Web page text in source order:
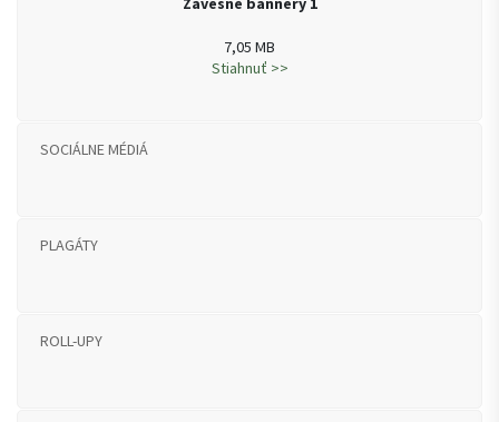
7,05 MB
Stiahnuť >>
SOCIÁLNE MÉDIÁ
PLAGÁTY
ROLL-UPY